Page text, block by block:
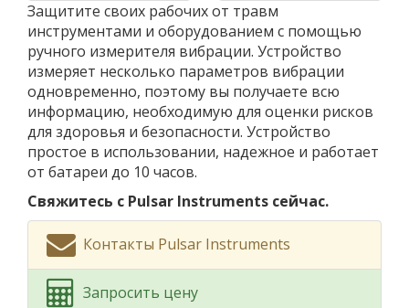
Защитите своих рабочих от травм
инструментами и оборудованием с помощью
ручного измерителя вибрации. Устройство
измеряет несколько параметров вибрации
одновременно, поэтому вы получаете всю
информацию, необходимую для оценки рисков
для здоровья и безопасности. Устройство
простое в использовании, надежное и работает
от батареи до 10 часов.
Свяжитесь с Pulsar Instruments сейчас.
Контакты Pulsar Instruments
Запросить цену